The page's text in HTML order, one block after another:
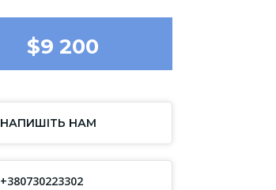
$9 200
НАПИШІТЬ НАМ
+380730223302